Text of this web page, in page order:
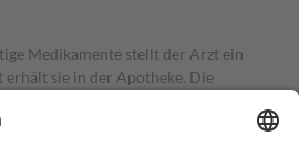
Medikamente stellt der Arzt ein
erhält sie in der Apotheke. Die
trägt einen Teil davon als Zuzahlung